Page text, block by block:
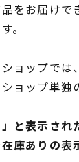
をお届けで
。
ョップでは
ョップ単独
と表示され
庫ありの表